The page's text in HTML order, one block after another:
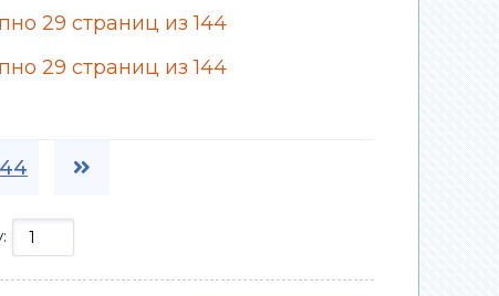
29 страниц из 144
29 страниц из 144